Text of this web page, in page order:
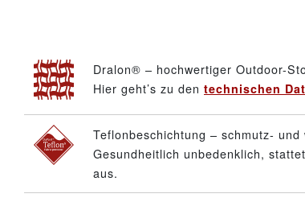
Dralon® – hochwertiger Outdoor-
Hier geht’s zu den technischen
Teflonbeschichtung – schmutz- und
Gesundheitlich unbedenklich,
aus.